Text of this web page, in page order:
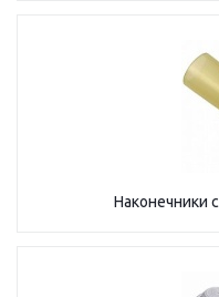
Наконечники